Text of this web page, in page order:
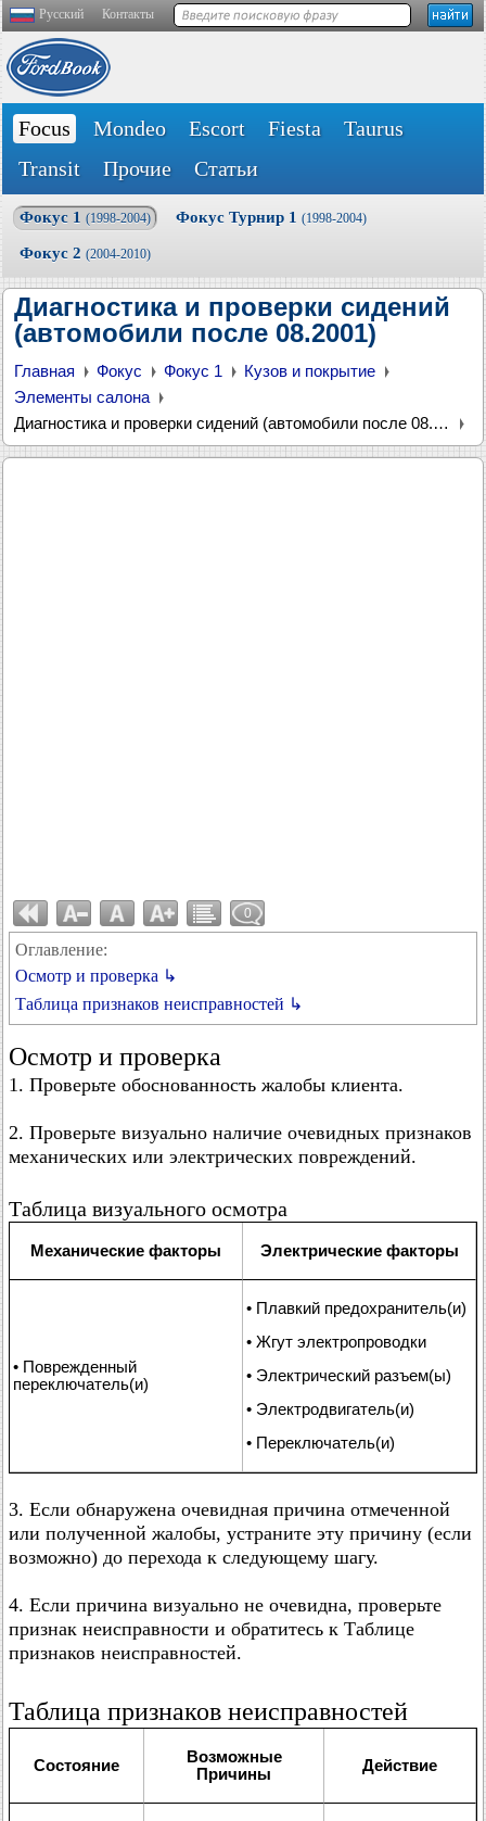
Русский Контакты
Focus Mondeo Escort Fiesta
Taurus
Transit
Прочие Статьи
Фокус 1 (1998-2004) Фокус Турнир 1 (1998-2004)
Фокус 2 (2004-2010)
Диагностика и проверки сидений
(автомобили после 08.2001)
Главная Фокус Фокус 1
Кузов и покрытие
Элементы салона
Диагностика и проверки сидений (автомобили после 08.2001)
0
Оглавление:
Осмотр и проверка ↳
Таблица признаков неисправностей ↳
Осмотр и проверка
1. Проверьте обоснованность жалобы клиента.
2. Проверьте визуально наличие очевидных признаков
механических или электрических повреждений.
Таблица визуального осмотра
Механические факторы Электрические факторы
• Поврежденный
переключатель(и)
• Плавкий предохранитель(и)
• Жгут электропроводки
• Электрический разъем(ы)
• Электродвигатель(и)
• Переключатель(и)
3. Если обнаружена очевидная причина отмеченной
или полученной жалобы, устраните эту причину (если
возможно) до перехода к следующему шагу.
4. Если причина визуально не очевидна, проверьте
признак неисправности и обратитесь к Таблице
признаков неисправностей.
Таблица признаков неисправностей
Состояние
Возможные
Причины
Действие